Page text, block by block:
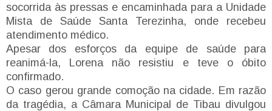
socorrida às pressas e encaminhada para a Unidade
Mista de Saúde Santa Terezinha, onde recebeu
atendimento médico.
Apesar dos esforços da equipe de saúde para
reanimá-la, Lorena não resistiu e teve o óbito
confirmado.
O caso gerou grande comoção na cidade. Em razão
da tragédia, a Câmara Municipal de Tibau divulgou